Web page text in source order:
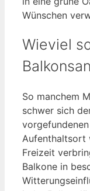
Wünschen
Wieviel
So manchem
schwer sich
Aufenthaltsort
Freizeit
Balkone in